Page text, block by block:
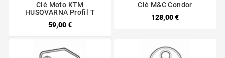
Clé Moto KTM
HUSQVARNA Profil T
59,00 €
Clé M&C Condor
128,00 €